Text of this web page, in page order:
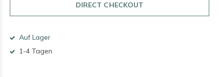
DIRECT CHECKOUT
Auf Lager
1-4 Tagen